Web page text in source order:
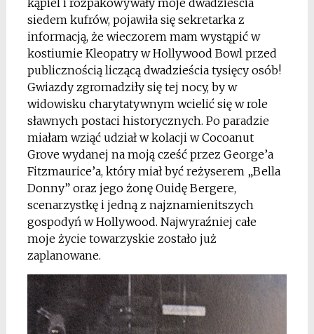
kąpiel i rozpakowywały moje dwadzieścia
siedem kufrów, pojawiła się sekretarka z
informacją, że wieczorem mam wystąpić w
kostiumie Kleopatry w Hollywood Bowl przed
publicznością liczącą dwadzieścia tysięcy osób!
Gwiazdy zgromadziły się tej nocy, by w
widowisku charytatywnym wcielić się w role
sławnych postaci historycznych. Po paradzie
miałam wziąć udział w kolacji w Cocoanut
Grove wydanej na moją cześć przez George’a
Fitzmaurice’a, który miał być reżyserem „Bella
Donny” oraz jego żonę Ouidę Bergere,
scenarzystkę i jedną z najznamienitszych
gospodyń w Hollywood. Najwyraźniej całe
moje życie towarzyskie zostało już
zaplanowane.